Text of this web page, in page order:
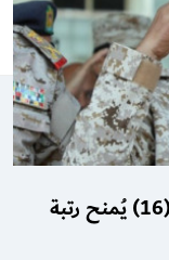
فضل العمري.. الضابط اليمني رقم (16) يُمنح رتبة